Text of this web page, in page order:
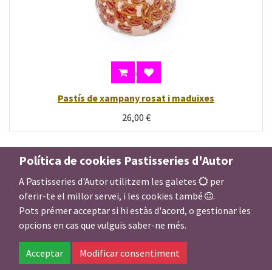
Pastís de xampany rosat i maduixes
26,00 €
Política de cookies Pastisseries d'Autor
A Pastisseries d'Autor utilitzem les galetes
per
oferir-te el millor servei, i les cookies també
.
Pots prémer acceptar si hi estàs d'acord, o gestionar les
opcions en cas que vulguis saber-ne més.
Acceptar Modificar consentiment